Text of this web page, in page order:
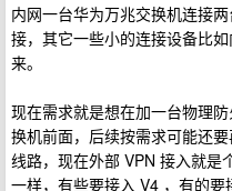
内网一台华为万兆交换机连接
接，其它一些小的连接设备比
来。
现在需求就是想在加一台物理
换机前面，后续按需求可能还
线路，现在外部 VPN 接入就是
一样，有些要接入 V4 ，有的